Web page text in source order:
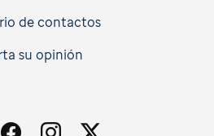
de contactos
su opinión